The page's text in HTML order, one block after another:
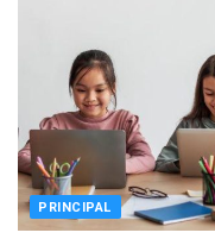
PRINCIPAL